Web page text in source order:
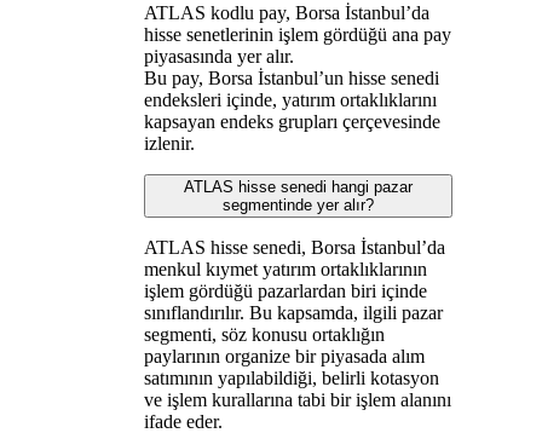
ATLAS kodlu pay, Borsa İstanbul’da
hisse senetlerinin işlem gördüğü ana pay
piyasasında yer alır.
Bu pay, Borsa İstanbul’un hisse senedi
endeksleri içinde, yatırım ortaklıklarını
kapsayan endeks grupları çerçevesinde
izlenir.
ATLAS hisse senedi hangi pazar
segmentinde yer alır?
ATLAS hisse senedi, Borsa İstanbul’da
menkul kıymet yatırım ortaklıklarının
işlem gördüğü pazarlardan biri içinde
sınıflandırılır. Bu kapsamda, ilgili pazar
segmenti, söz konusu ortaklığın
paylarının organize bir piyasada alım
satımının yapılabildiği, belirli kotasyon
ve işlem kurallarına tabi bir işlem alanını
ifade eder.